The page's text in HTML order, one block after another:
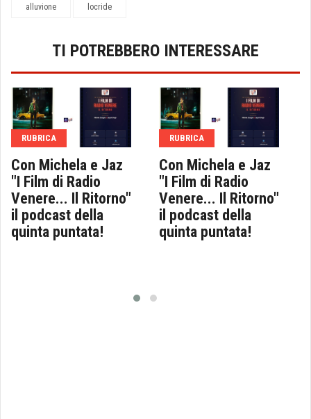
alluvione locride
TI POTREBBERO INTERESSARE
RUBRICA
Con Michela e Jaz
"I Film di Radio
Venere... Il Ritorno"
il podcast della
quinta puntata!
RUBRICA
Con Michela e Jaz
"I Film di Radio
Venere... Il Ritorno"
il podcast della
quinta puntata!